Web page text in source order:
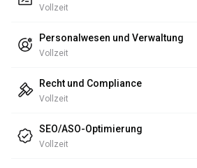
Vollzeit
Personalwesen und Verwaltung
Vollzeit
Recht und Compliance
Vollzeit
SEO/ASO-Optimierung
Vollzeit